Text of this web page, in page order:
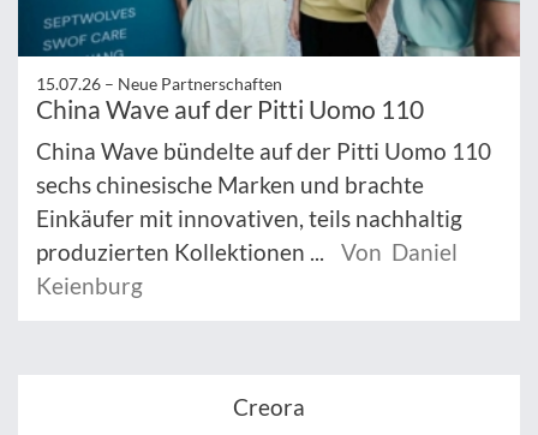
15.07.26 – Neue Partnerschaften
China Wave auf der Pitti Uomo 110
China Wave bündelte auf der Pitti Uomo 110
sechs chinesische Marken und brachte
Einkäufer mit innovativen, teils nachhaltig
produzierten Kollektionen ...
Von Daniel
Keienburg
Creora